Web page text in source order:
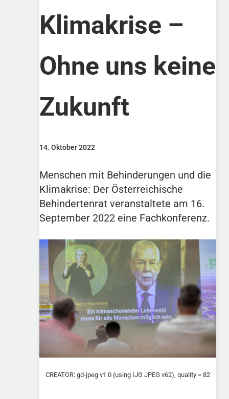
Klimakrise –
Ohne uns keine
Zukunft
14. Oktober 2022
Menschen mit Behinderungen und die
Klimakrise: Der Österreichische
Behindertenrat veranstaltete am 16.
September 2022 eine Fachkonferenz.
CREATOR: gd-jpeg v1.0 (using IJG JPEG v62), quality = 82